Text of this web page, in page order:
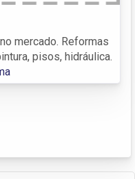
mercado. Reformas
pisos, hidráulica.